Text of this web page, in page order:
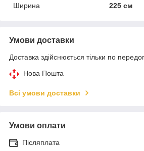
Ширина
225 см
Умови доставки
Доставка здійснюється тільки по
Нова Пошта
Всі умови доставки
Умови оплати
Післяплата